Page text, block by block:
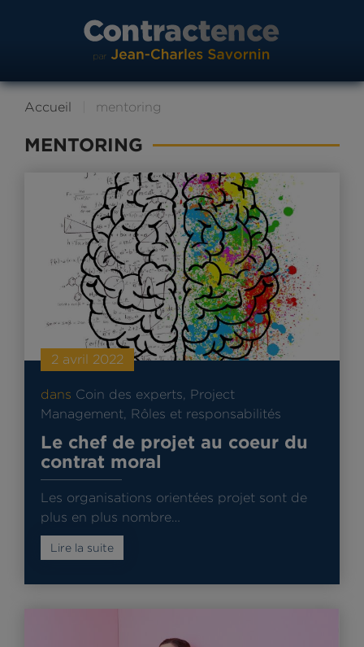
Accueil mentoring
MENTORING
2 avril 2022
dans Coin des experts, Project
Management, Rôles et responsabilités
Le chef de projet au coeur du
contrat moral
Les organisations orientées projet sont de
plus en plus nombre…
Lire la suite